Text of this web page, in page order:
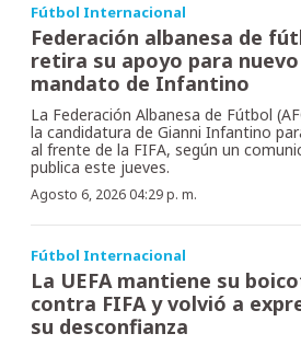
Fútbol Internacional
Federación albanesa de
retira su apoyo para nuevo
mandato de Infantino
La Federación Albanesa de Fútbol
la candidatura de Gianni Infantino
al frente de la FIFA, según un
publica este jueves.
Agosto 6, 2026 04:29 p. m.
Fútbol Internacional
La UEFA mantiene su
contra FIFA y volvió a
su desconfianza